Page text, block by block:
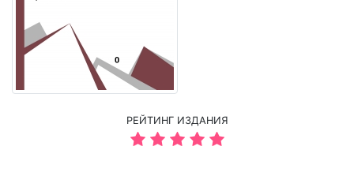
РЕЙТИНГ ИЗДАНИЯ